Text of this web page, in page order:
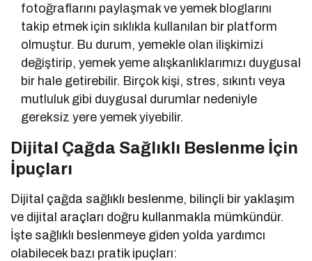
fotoğraflarını paylaşmak ve yemek bloglarını
takip etmek için sıklıkla kullanılan bir platform
olmuştur. Bu durum, yemekle olan ilişkimizi
değiştirip, yemek yeme alışkanlıklarımızı duygusal
bir hale getirebilir. Birçok kişi, stres, sıkıntı veya
mutluluk gibi duygusal durumlar nedeniyle
gereksiz yere yemek yiyebilir.
Dijital Çağda Sağlıklı Beslenme İçin
İpuçları
Dijital çağda sağlıklı beslenme, bilinçli bir yaklaşım
ve dijital araçları doğru kullanmakla mümkündür.
İşte sağlıklı beslenmeye giden yolda yardımcı
olabilecek bazı pratik ipuçları: